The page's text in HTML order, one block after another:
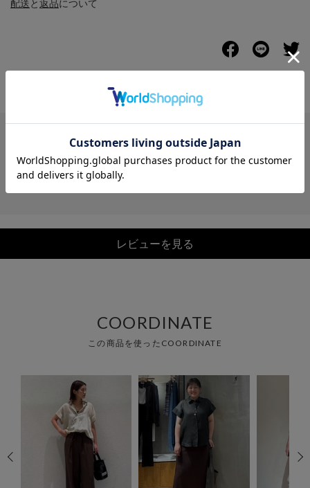
配送と返品について
レビュー
レビューを見る
COORDINATE
この商品を使ったCOORDINATE